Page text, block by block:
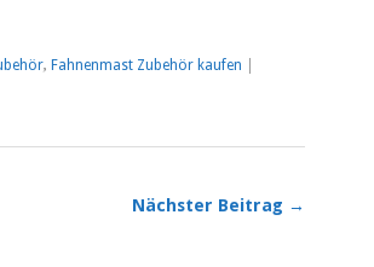
, Fahnenmast Zubehör kaufen
Nächster Beitrag →